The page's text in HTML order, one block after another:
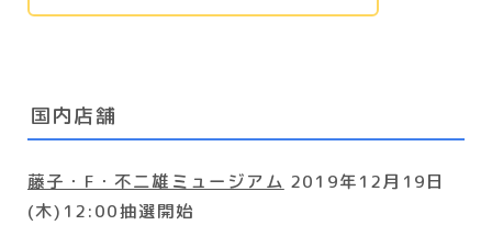
国内店舗
藤子・F・不二雄ミュージアム 2019年12月19日
(木)12:00抽選開始